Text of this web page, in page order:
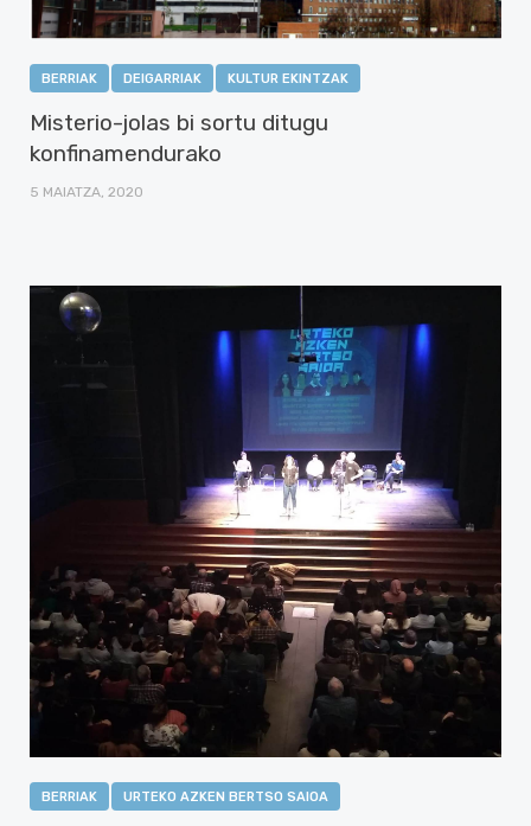
BERRIAK DEIGARRIAK KULTUR EKINTZAK
Misterio-jolas bi sortu ditugu
konfinamendurako
5 MAIATZA, 2020
BERRIAK URTEKO AZKEN BERTSO SAIOA